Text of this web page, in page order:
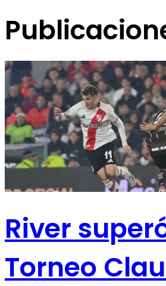
River
Torneo